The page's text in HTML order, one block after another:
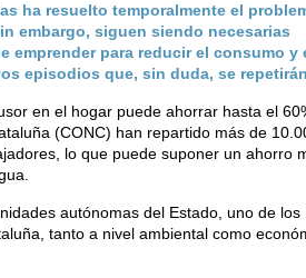
ha resuelto temporalmente el
embargo, siguen siendo necesarias
emprender para reducir el consumo y
episodios que, sin duda, se
en el hogar puede ahorrar hasta el
(CONC) han repartido más de
lo que puede suponer un ahorro
autónomas del Estado, uno de los
tanto a nivel ambiental como